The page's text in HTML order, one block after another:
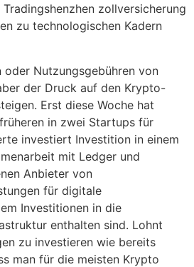
zollversicherung
zu technologischen Kadern
oder Nutzungsgebühren von
der Druck auf den Krypto-
Erst diese Woche hat
in zwei Startups für
investiert Investition in einem
mit Ledger und
Anbieter von
für digitale
Investitionen in die
enthalten sind. Lohnt
zu investieren wie bereits
man für die meisten Krypto